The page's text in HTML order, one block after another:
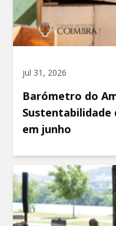
jul 31, 2026
Barómetro do
Sustentabilidade
em junho